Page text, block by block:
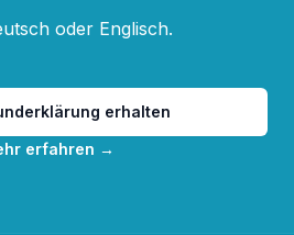
oder Englisch.
erhalten
erfahren →